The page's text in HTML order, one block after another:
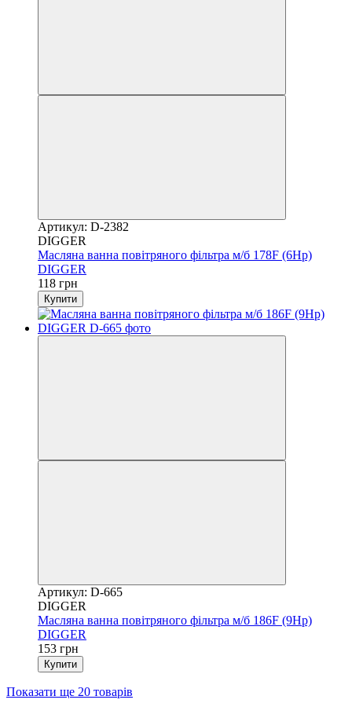
Артикул: D-2382
DIGGER
Масляна ванна повітряного фільтра м/б 178F (6Hp)
DIGGER
118 грн
Купити
Артикул: D-665
DIGGER
Масляна ванна повітряного фільтра м/б 186F (9Hp)
DIGGER
153 грн
Купити
Показати ще 20 товарів